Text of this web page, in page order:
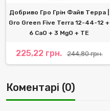
Добриво Гро Грін Файв Терра |
Gro Green Five Terra 12-44-12 +
6 CaO + 3 MgO + TE
225,22 грн. 244,80 грн.
Коментарі (0)